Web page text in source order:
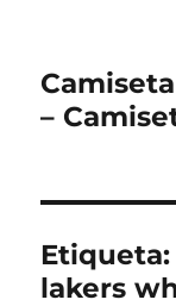
–
Etiqueta:
lakers